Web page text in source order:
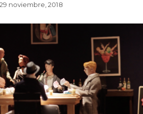
29 noviembre, 2018